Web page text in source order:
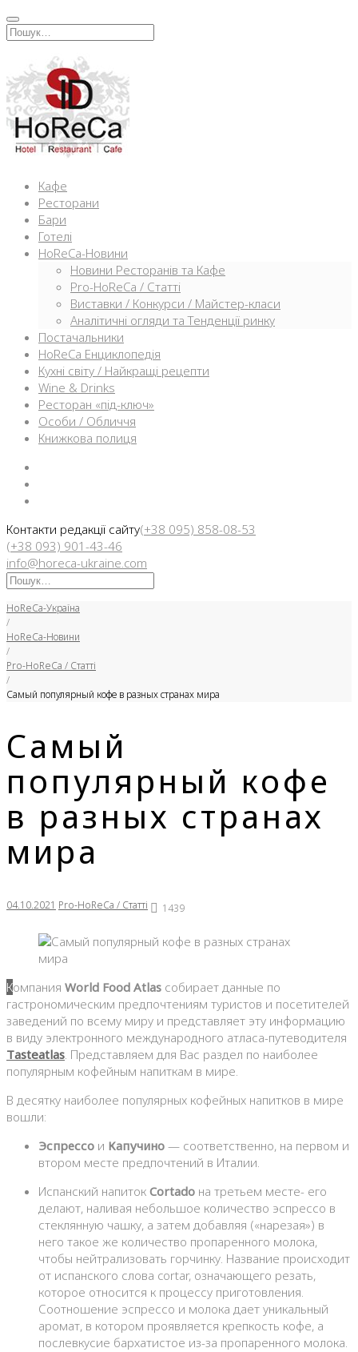
Перейти
кИскать:
Кафе
Ресторани
Бари
Готелі
HoReCa-Новини
Новини Ресторанів та Кафе
Pro-HoReCa / Статті
Виставки / Конкурси / Майстер-класи
Аналітичні огляди та Тенденції ринку
Постачальники
HoReCa Енциклопедія
Кухні світу / Найкращі рецепти
Wine & Drinks
Ресторан «під-ключ»
Особи / Обличчя
Книжкова полиця
Контакти редакції сайту(+38 095) 858-08-53
(+38 093) 901-43-46
info@horeca-ukraine.com
Искать:
HoReCa-Україна
/
HoReCa-Новини
/
Pro-HoReCa / Статті
/
Самый популярный кофе в разных странах мира
Самый
популярный кофе
в разных странах
мира
04.10.2021 Pro-HoReCa / Статті 1439
Компания World Food Atlas собирает данные по
гастрономическим предпочтениям туристов и посетителей
заведений по всему миру и представляет эту информацию
в виду электронного международного атласа-путеводителя
Тasteatlas. Представляем для Вас раздел по наиболее
популярным кофейным напиткам в мире.
В десятку наиболее популярных кофейных напитков в мире
вошли:
Эспрессо и Капучино — соответственно, на первом и
втором месте предпочтений в Италии.
Испанский напиток Cortado на третьем месте- его
делают, наливая небольшое количество эспрессо в
стеклянную чашку, а затем добавляя («нарезая») в
него такое же количество пропаренного молока,
чтобы нейтрализовать горчинку. Название происходит
от испанского слова cortar, означающего резать,
которое относится к процессу приготовления.
Соотношение эспрессо и молока дает уникальный
аромат, в котором проявляется крепкость кофе, а
послевкусие бархатистое из-за пропаренного молока.